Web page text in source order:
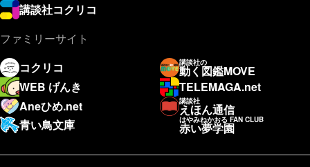
講談社コクリコ
ファミリーサイト
コクリコ
講談社の
動く図鑑MOVE
WEB げんき
TELEMAGA.net
Aneひめ.net
講談社
えほん通信
青い鳥文庫
はやみねかおる FAN CLUB
赤い夢学園